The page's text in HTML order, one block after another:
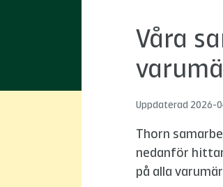
Våra
Uppdaterad 2026-
Thorn
nedanför
på alla